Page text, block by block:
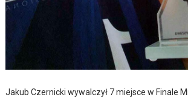
Jakub Czernicki wywalczył 7 miejsce w Finale